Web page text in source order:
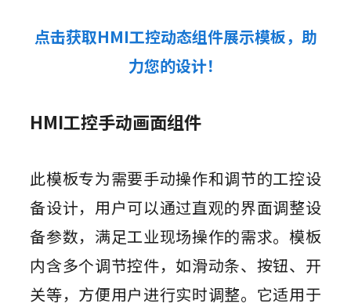
点击获取HMI工控动态组件展示模板，助
力您的设计！
HMI工控手动画面组件
此模板专为需要手动操作和调节的工控设
备设计，用户可以通过直观的界面调整设
备参数，满足工业现场操作的需求。模板
内含多个调节控件，如滑动条、按钮、开
关等，方便用户进行实时调整。它适用于